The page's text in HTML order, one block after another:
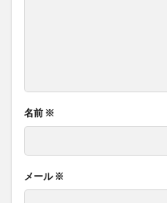
名前 ※
メール※